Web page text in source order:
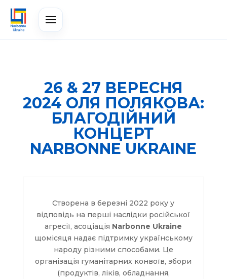
26 & 27 ВЕРЕСНЯ
2024 ОЛЯ ПОЛЯКОВА:
БЛАГОДІЙНИЙ
КОНЦЕРТ
NARBONNE UKRAINE
Створена в березні 2022 року у
відповідь на перші наслідки російської
агресії, асоціація Narbonne Ukraine
щомісяця надає підтримку українському
народу різними способами. Це
організація гуманітарних конвоїв, збори
(продуктів, ліків, обладнання,